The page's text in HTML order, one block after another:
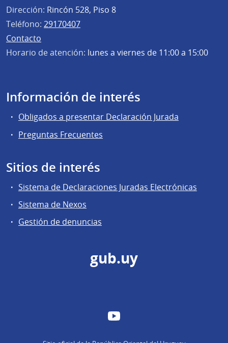
Dirección: Rincón 528, Piso 8
Teléfono: 29170407
Contacto
Horario de atención: lunes a viernes de 11:00 a 15:00
Información de interés
Obligados a presentar Declaración Jurada
Preguntas Frecuentes
Sitios de interés
Sistema de Declaraciones Juradas Electrónicas
Sistema de Nexos
Gestión de denuncias
gub.uy
YouTube